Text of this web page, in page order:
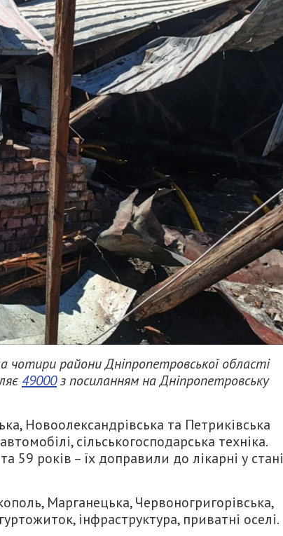
чотири райони Дніпропетровської області
49000з посиланням на Дніпропетровську
Новоолександрівська та Петриківська
сільськогосподарська техніка.
59 років – їх доправили до лікарні у стані
Марганецька, Червоногригорівська,
інфраструктура, приватні оселі.